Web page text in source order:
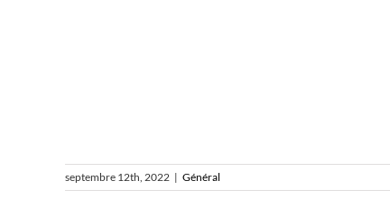
septembre 12th, 2022 | Général